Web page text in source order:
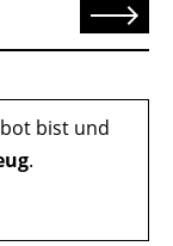
Senden
bist und
.